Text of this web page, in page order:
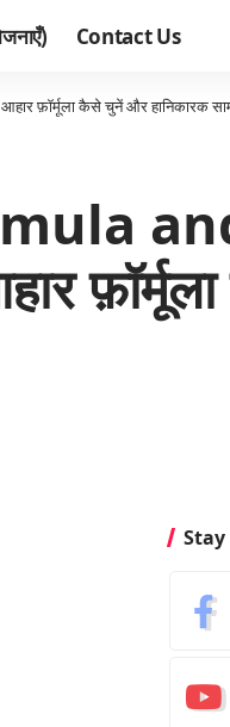
Contact Us
फ़ॉर्मूला कैसे चुनें और हानिकारक
Stay